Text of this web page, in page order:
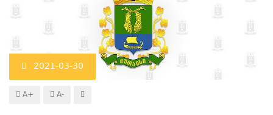
2021-03-30
A+ A-